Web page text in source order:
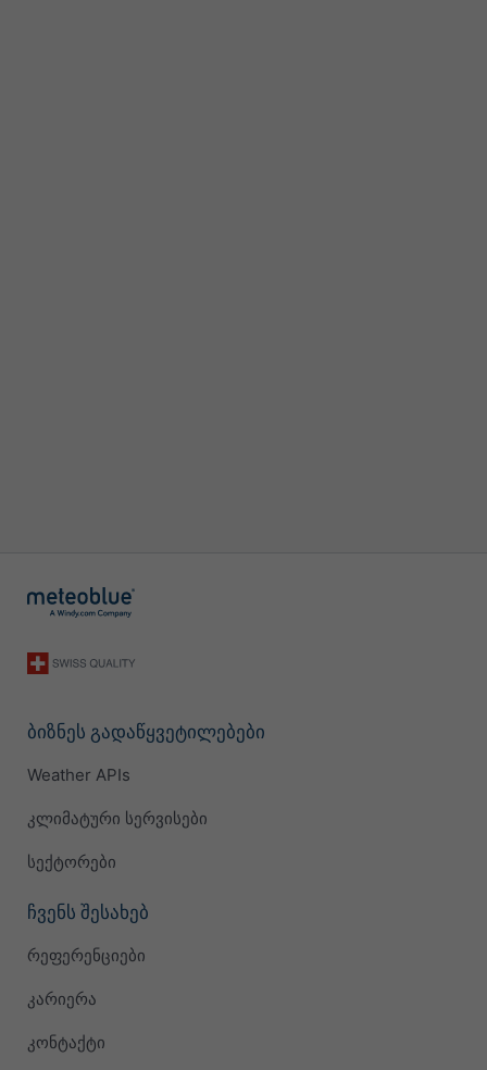
ბიზნეს გადაწყვეტილებები
Weather APIs
კლიმატური სერვისები
სექტორები
ჩვენს შესახებ
რეფერენციები
კარიერა
კონტაქტი